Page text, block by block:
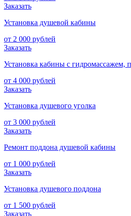
Заказать
Установка душевой кабины
от 2 000 рублей
Заказать
Установка кабины с гидромассажем,
от 4 000 рублей
Заказать
Установка душевого уголка
от 3 000 рублей
Заказать
Ремонт поддона душевой кабины
от 1 000 рублей
Заказать
Установка душевого поддона
от 1 500 рублей
Заказать